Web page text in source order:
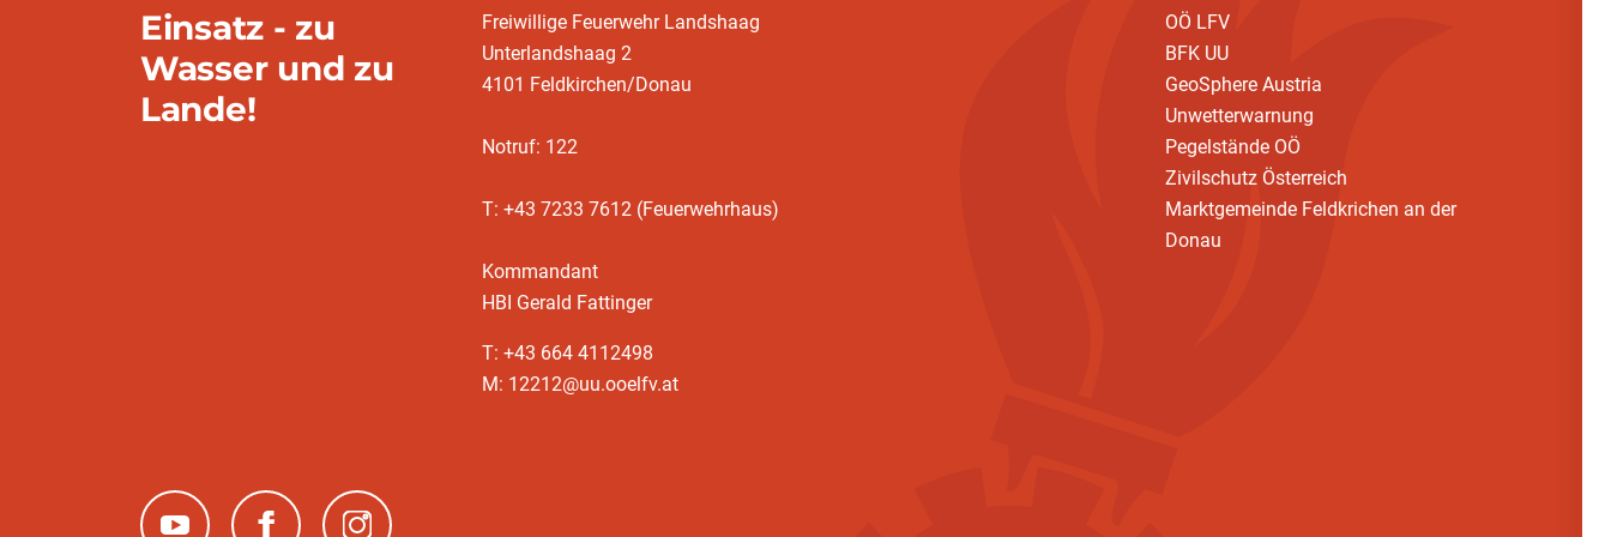
Einsatz - zu
Wasser und zu
Lande!
Freiwillige Feuerwehr Landshaag
Unterlandshaag 2
4101 Feldkirchen/Donau
Notruf: 122
T: +43 7233 7612 (Feuerwehrhaus)
Kommandant
HBI Gerald Fattinger
T: +43 664 4112498
M: 12212@uu.ooelfv.at
OÖ LFV
BFK UU
GeoSphere Austria
Unwetterwarnung
Pegelstände OÖ
Zivilschutz Österreich
Marktgemeinde Feldkrichen an der
Donau